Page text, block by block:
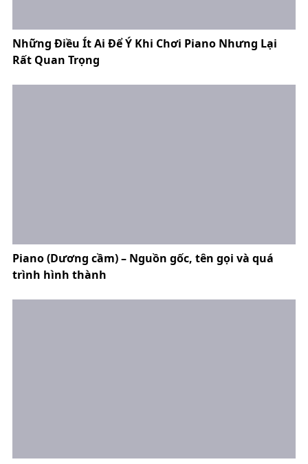
Những Điều Ít Ai Để Ý Khi Chơi Piano Nhưng Lại
Rất Quan Trọng
Piano (Dương cầm) – Nguồn gốc, tên gọi và quá
trình hình thành